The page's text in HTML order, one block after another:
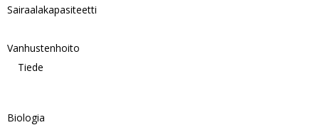
Sairaalakapasiteetti
Vanhustenhoito
Tiede
Biologia